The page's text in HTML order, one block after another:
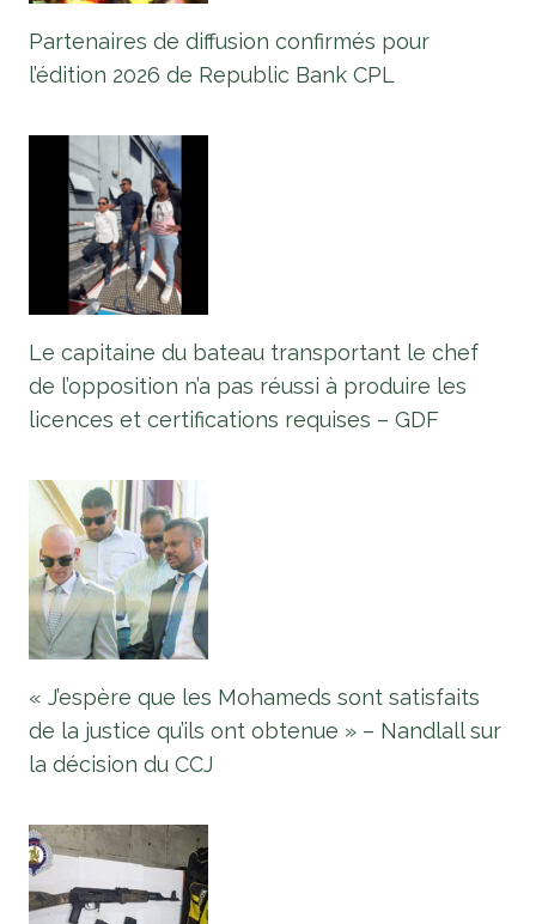
Partenaires de diffusion confirmés pour
l’édition 2026 de Republic Bank CPL
Le capitaine du bateau transportant le chef
de l’opposition n’a pas réussi à produire les
licences et certifications requises – GDF
« J’espère que les Mohameds sont satisfaits
de la justice qu’ils ont obtenue » – Nandlall sur
la décision du CCJ